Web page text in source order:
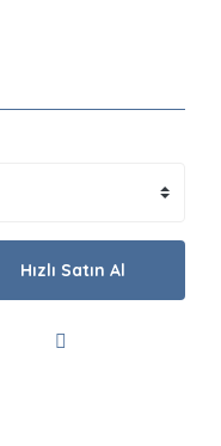
Hızlı Satın Al